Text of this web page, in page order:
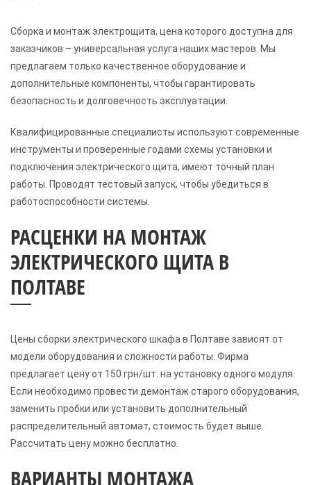
Сборка и монтаж электрощита, цена которого доступна для
заказчиков – универсальная услуга наших мастеров. Мы
предлагаем только качественное оборудование и
дополнительные компоненты, чтобы гарантировать
безопасность и долговечность эксплуатации.
Квалифицированные специалисты используют современные
инструменты и проверенные годами схемы установки и
подключения электрического щита, имеют точный план
работы. Проводят тестовый запуск, чтобы убедиться в
работоспособности системы.
РАСЦЕНКИ НА МОНТАЖ
ЭЛЕКТРИЧЕСКОГО ЩИТА В
ПОЛТАВЕ
Цены сборки электрического шкафа в Полтаве зависят от
модели оборудования и сложности работы. Фирма
предлагает цену от 150 грн/шт. на установку одного модуля.
Если необходимо провести демонтаж старого оборудования,
заменить пробки или установить дополнительный
распределительный автомат, стоимость будет выше.
Рассчитать цену можно бесплатно.
ВАРИАНТЫ МОНТАЖА